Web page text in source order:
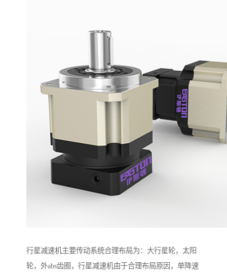
行星减速机主要传动系统合理布局为：大行星轮，太阳
轮，外abs齿圈，行星减速机由于合理布局原因，单降速